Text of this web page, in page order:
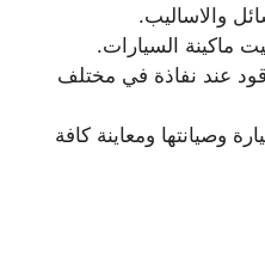
والاساليب.
ماكينة السيارات.
عند نفاذة في مختلف
وصيانتها ومعاينة كافة